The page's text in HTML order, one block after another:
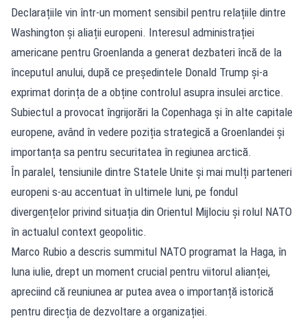
Declarațiile vin într-un moment sensibil pentru relațiile dintre
Washington și aliații europeni. Interesul administrației
americane pentru Groenlanda a generat dezbateri încă de la
începutul anului, după ce președintele Donald Trump și-a
exprimat dorința de a obține controlul asupra insulei arctice.
Subiectul a provocat îngrijorări la Copenhaga și în alte capitale
europene, având în vedere poziția strategică a Groenlandei și
importanța sa pentru securitatea în regiunea arctică.
În paralel, tensiunile dintre Statele Unite și mai mulți parteneri
europeni s-au accentuat în ultimele luni, pe fondul
divergențelor privind situația din Orientul Mijlociu și rolul NATO
în actualul context geopolitic.
Marco Rubio a descris summitul NATO programat la Haga, în
luna iulie, drept un moment crucial pentru viitorul alianței,
apreciind că reuniunea ar putea avea o importanță istorică
pentru direcția de dezvoltare a organizației.